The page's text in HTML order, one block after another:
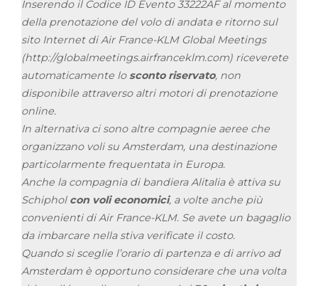
Inserendo il Codice ID Evento 33222AF al momento
della prenotazione del volo di andata e ritorno sul
sito Internet di Air France-KLM Global Meetings
(http://globalmeetings.airfranceklm.com) riceverete
automaticamente losconto riservato, non
disponibile attraverso altri motori di prenotazione
online.
In alternativa ci sono altre compagnie aeree che
organizzano voli su Amsterdam, una destinazione
particolarmente frequentata in Europa.
Anche la compagnia di bandiera Alitalia è attiva su
Schiphol con voli economici, a volte anche più
convenienti di Air France-KLM. Se avete un bagaglio
da imbarcare nella stiva verificate il costo.
Quando si sceglie l’orario di partenza e di arrivo ad
Amsterdam è opportuno considerare che una volta